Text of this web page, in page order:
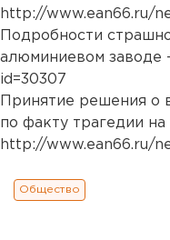
http://www.ean66.ru/
Подробности
алюминиевом заводе -
id=30307
Принятие решения о
по факту трагедии
http://www.ean66.ru/
Общество